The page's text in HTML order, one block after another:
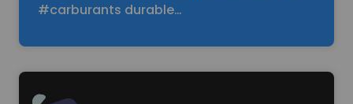
#carburants durable…
Read more